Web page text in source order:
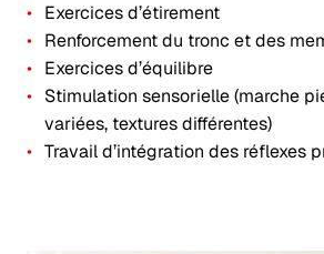
Exercices d’étirement
Renforcement du tronc et des
Exercices d’équilibre
Stimulation sensorielle (marche
variées, textures différentes)
Travail d’intégration des réflexes